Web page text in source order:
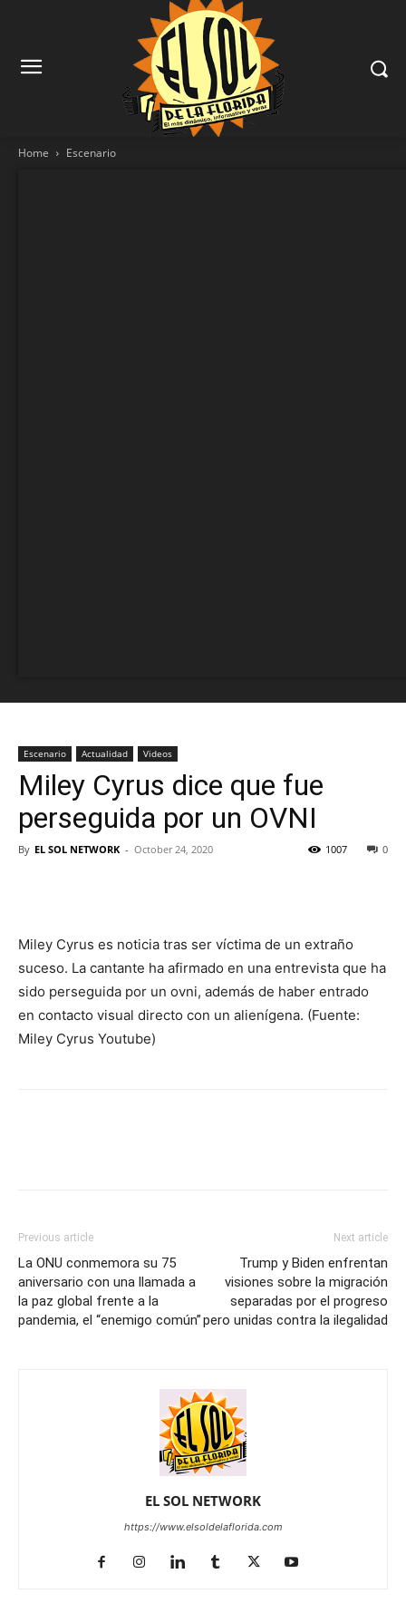
Home Escenario
Escenario Actualidad Videos
Miley Cyrus dice que fue
perseguida por un OVNI
By EL SOL NETWORK - October 24, 2020 0
1007
Miley Cyrus es noticia tras ser víctima de un extraño
suceso. La cantante ha afirmado en una entrevista que ha
sido perseguida por un ovni, además de haber entrado
en contacto visual directo con un alienígena. (Fuente:
Miley Cyrus Youtube)
Previous article
La ONU conmemora su 75
aniversario con una llamada a
la paz global frente a la
pandemia, el “enemigo común”
Next article
Trump y Biden enfrentan
visiones sobre la migración
separadas por el progreso
pero unidas contra la ilegalidad
EL SOL NETWORK
https://www.elsoldelaflorida.com